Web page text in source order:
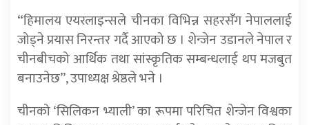
“हिमालय एयरलाइन्सले चीनका विभिन्न सहरसँग नेपाललाई
जोड्ने प्रयास निरन्तर गर्दै आएको छ । शेन्जेन उडानले नेपाल र
चीनबीचको आर्थिक तथा सांस्कृतिक सम्बन्धलाई थप मजबुत
बनाउनेछ”, उपाध्यक्ष श्रेष्ठले भने ।
चीनको ‘सिलिकन भ्याली’ का रूपमा परिचित शेन्जेन विश्वका